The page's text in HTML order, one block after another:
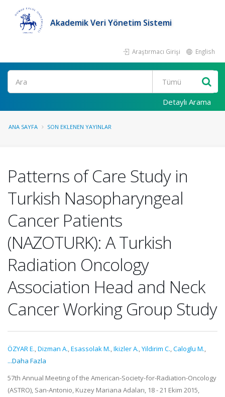
Akademik Veri Yönetim Sistemi
Araştırmacı Girişi English
Ara
Detaylı Arama
ANA SAYFA SON EKLENEN YAYINLAR
Patterns of Care Study in
Turkish Nasopharyngeal
Cancer Patients
(NAZOTURK): A Turkish
Radiation Oncology
Association Head and Neck
Cancer Working Group Study
ÖZYAR E.,Dizman A.,Esassolak M.,Ikizler A.,Yildirim C.,Caloglu M.,
...Daha Fazla
57th Annual Meeting of the American-Society-for-Radiation-Oncology
(ASTRO), San-Antonio, Kuzey Mariana Adaları, 18 - 21 Ekim 2015,